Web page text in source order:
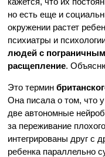
но есть еще и
окружении растет
психиатры и
людей с пограничным
расщепление.
Это термин
Она писала о том, что
две автономные
за переживание
интегрированы друг с
ребенка параллельно